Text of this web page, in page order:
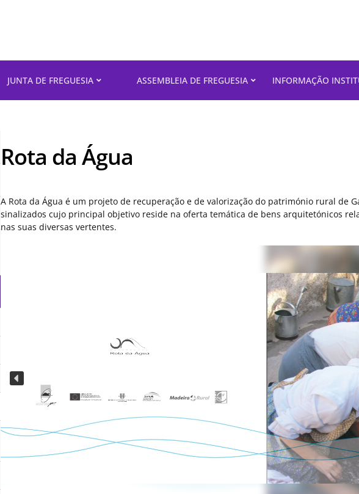
JUNTA DE FREGUESIA ASSEMBLEIA DE FREGUESIA INFORMAÇÃO
Rota da Água
A Rota da Água é um projeto de recuperação e de valorização do património rural de
sinalizados cujo principal objetivo reside na oferta temática de bens arquitetónicos
nas suas diversas vertentes.